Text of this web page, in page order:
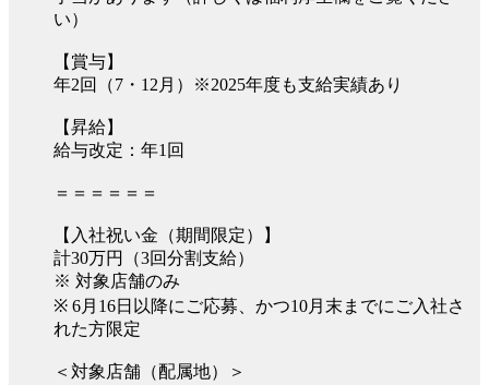
い）
【賞与】
年2回（7・12月）※2025年度も支給実績あり
【昇給】
給与改定：年1回
＝＝＝＝＝＝
【入社祝い金（期間限定）】
計30万円（3回分割支給）
※ 対象店舗のみ
※ 6月16日以降にご応募、かつ10月末までにご入社さ
れた方限定
＜対象店舗（配属地）＞